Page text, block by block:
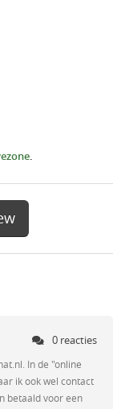
.
0 reacties
In de "online
ik ook wel contact
betaald voor een